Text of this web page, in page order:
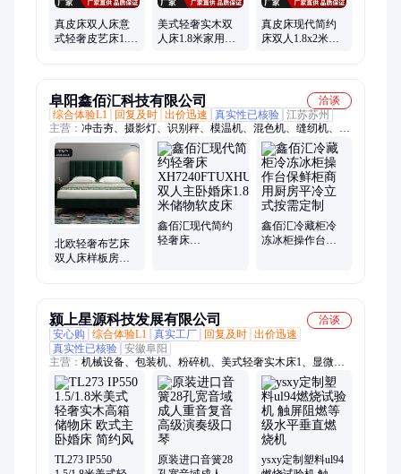
真皮床双人床意
式轻奢皮艺床1.5
美式轻奢实木双
人床1.8米家用简
真皮床现代简约
床双人1.8x2米主
阜阳鑫佰汇科技有限公司
洽谈
综合体验L1
回复及时 出价迅速 真实性已核验 江苏苏州
主营： 冲击夯、摄影灯、识别秤、模温机、混色机、缝纫机、液
压钳、冰淇凌、椭圆仪、写真机、烤鸡炉、配电箱、感应门、分
散机、测量仪、除雪机、锂电池、感应机、去色剂、车丝机、小
挖机、漂移车、鲜肉柜、喷漆枪、白胶机
北欧轻奢布艺床
双人床样板房床
鑫佰汇现代简约
轻奢床
鑫佰汇冷藏柜冷
冻冰柜操作台保
颍上星源科技发展有限公司
洽谈
安心购
综合体验L1 真实工厂 回复及时 出价迅速
真实性已核验 安徽阜阳
主营： 机械设备、包装机、粉碎机、美式轻奢实木床1、显微硬
度计、超声波探伤仪、恒湿试验箱、扬琴、车顶帐篷、电钢琴、
护栏、跑步机、旅游观光车、咖啡机、电动叉车、赤血红龙鱼、
书架音箱、葫芦丝、口琴、红木沙发、红木二胡
TL273 IP550
原装进口音簧28
ysxy定制塑料ul94